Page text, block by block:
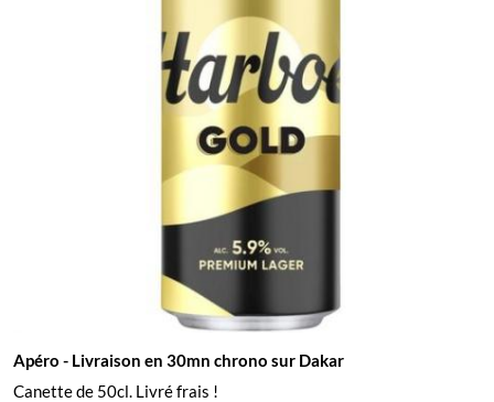
Apéro - Livraison en 30mn chrono sur Dakar
Canette de 50cl. Livré frais !